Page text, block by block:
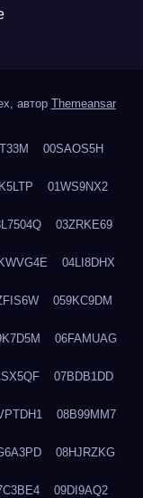
автор Themeansar
00SAOS5H
01WS9NX2
03ZRKE69
04LI8DHX
059KC9DM
06FAMUAG
07BDB1DD
08B99MM7
08HJRZKG
09DI9AQ2